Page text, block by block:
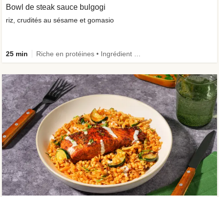
Bowl de steak sauce bulgogi
riz, crudités au sésame et gomasio
25 min